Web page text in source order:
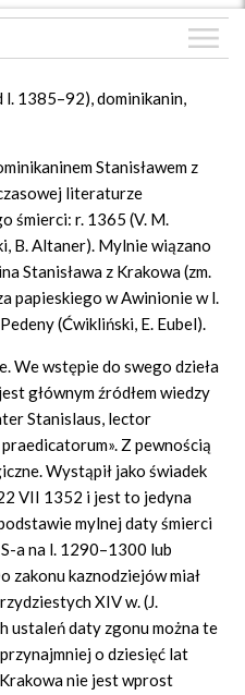
l. 1385–92), dominikanin,
Stanisławem z
literaturze
śmierci: r. 1365 (V. M.
B. Altaner). Mylnie wiązano
Stanisława z Krakowa (zm.
papieskiego w Awinionie w l.
(Ćwikliński, E. Eubel).
We wstępie do swego dzieła
głównym źródłem wiedzy
Stanislaus, lector
Z pewnością
Wystąpił jako świadek
VII 1352 i jest to jedyna
mylnej daty śmierci
a na l. 1290–1300 lub
zakonu kaznodziejówmiał
XIV w. (J.
ustaleń daty zgonu można te
o dziesięć lat
nie jest wprost